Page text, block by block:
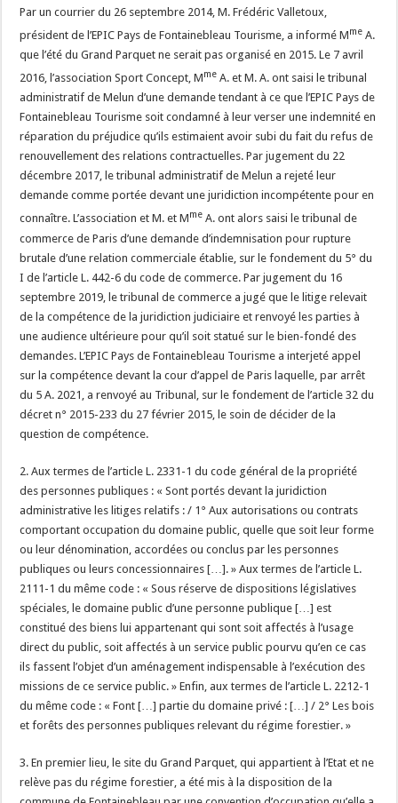
Par un courrier du 26 septembre 2014, M. Frédéric Valletoux,
président de l’EPIC Pays de Fontainebleau Tourisme, a informé Mme A.
que l’été du Grand Parquet ne serait pas organisé en 2015. Le 7 avril
2016, l’association Sport Concept, Mme A. et M. A. ont saisi le tribunal
administratif de Melun d’une demande tendant à ce que l’EPIC Pays de
Fontainebleau Tourisme soit condamné à leur verser une indemnité en
réparation du préjudice qu’ils estimaient avoir subi du fait du refus de
renouvellement des relations contractuelles. Par jugement du 22
décembre 2017, le tribunal administratif de Melun a rejeté leur
demande comme portée devant une juridiction incompétente pour en
connaître. L’association et M. et Mme A. ont alors saisi le tribunal de
commerce de Paris d’une demande d’indemnisation pour rupture
brutale d’une relation commerciale établie, sur le fondement du 5° du
I de l’article L. 442-6 du code de commerce. Par jugement du 16
septembre 2019, le tribunal de commerce a jugé que le litige relevait
de la compétence de la juridiction judiciaire et renvoyé les parties à
une audience ultérieure pour qu’il soit statué sur le bien-fondé des
demandes. L’EPIC Pays de Fontainebleau Tourisme a interjeté appel
sur la compétence devant la cour d’appel de Paris laquelle, par arrêt
du 5 A. 2021, a renvoyé au Tribunal, sur le fondement de l’article 32 du
décret n° 2015-233 du 27 février 2015, le soin de décider de la
question de compétence.
2. Aux termes de l’article L. 2331-1 du code général de la propriété
des personnes publiques : « Sont portés devant la juridiction
administrative les litiges relatifs : / 1° Aux autorisations ou contrats
comportant occupation du domaine public, quelle que soit leur forme
ou leur dénomination, accordées ou conclus par les personnes
publiques ou leurs concessionnaires […]. » Aux termes de l’article L.
2111-1 du même code : « Sous réserve de dispositions législatives
spéciales, le domaine public d’une personne publique […] est
constitué des biens lui appartenant qui sont soit affectés à l’usage
direct du public, soit affectés à un service public pourvu qu’en ce cas
ils fassent l’objet d’un aménagement indispensable à l’exécution des
missions de ce service public. » Enfin, aux termes de l’article L. 2212-1
du même code : « Font […] partie du domaine privé : […] / 2° Les bois
et forêts des personnes publiques relevant du régime forestier. »
3. En premier lieu, le site du Grand Parquet, qui appartient à l’Etat et ne
relève pas du régime forestier, a été mis à la disposition de la